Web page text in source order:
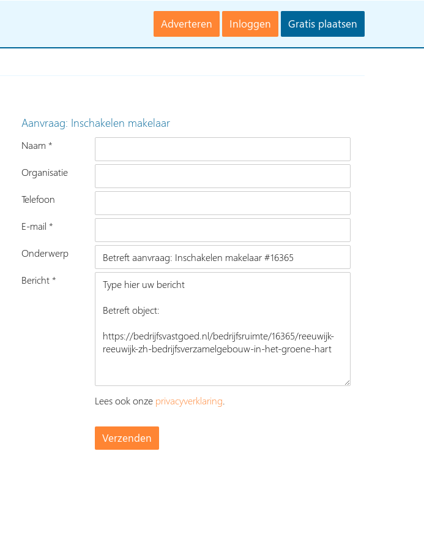
Adverteren Inloggen Gratis plaatsen
Aanvraag: Inschakelen makelaar
Naam *
Organisatie
Telefoon
E-mail *
Onderwerp
Bericht *
Lees ook onze privacyverklaring